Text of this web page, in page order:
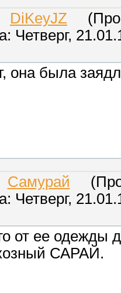
DiKeyJZ
Четверг,
она была
Самурай
Четверг,
от ее одежды
САРАЙ.